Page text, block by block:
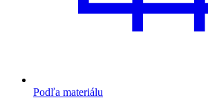
Podľa materiálu